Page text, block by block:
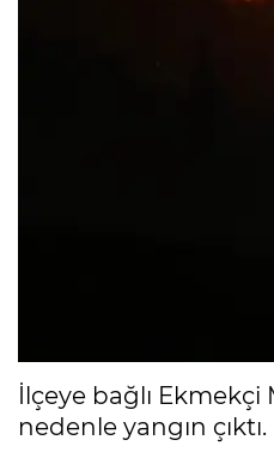
İlçeye bağlı
nedenle yangın çıktı.